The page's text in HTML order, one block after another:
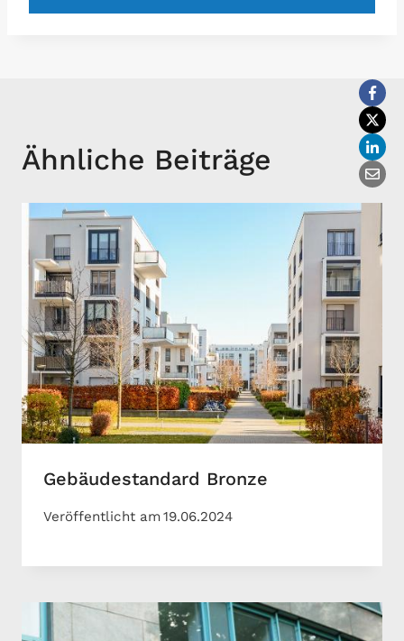
Ähnliche Beiträge
Gebäudestandard Bronze
Veröffentlicht am19.06.2024